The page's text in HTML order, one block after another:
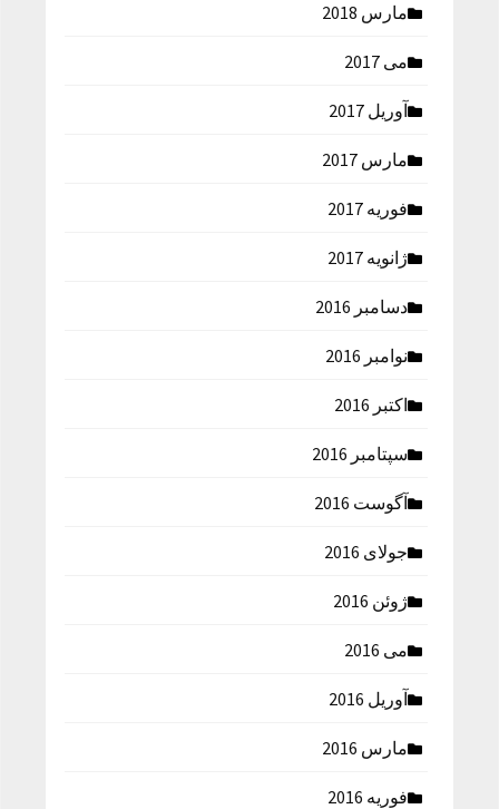
مارس 2018
می 2017
آوریل 2017
مارس 2017
فوریه 2017
ژانویه 2017
دسامبر 2016
نوامبر 2016
اکتبر 2016
سپتامبر 2016
آگوست 2016
جولای 2016
ژوئن 2016
می 2016
آوریل 2016
مارس 2016
فوریه 2016